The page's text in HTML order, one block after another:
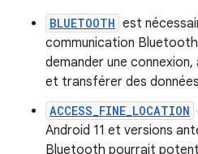
BLUETOOTH est
communication
demander une
et transférer des
ACCESS_FINE_LOCATION
Android 11 et versions
Bluetooth pourrait